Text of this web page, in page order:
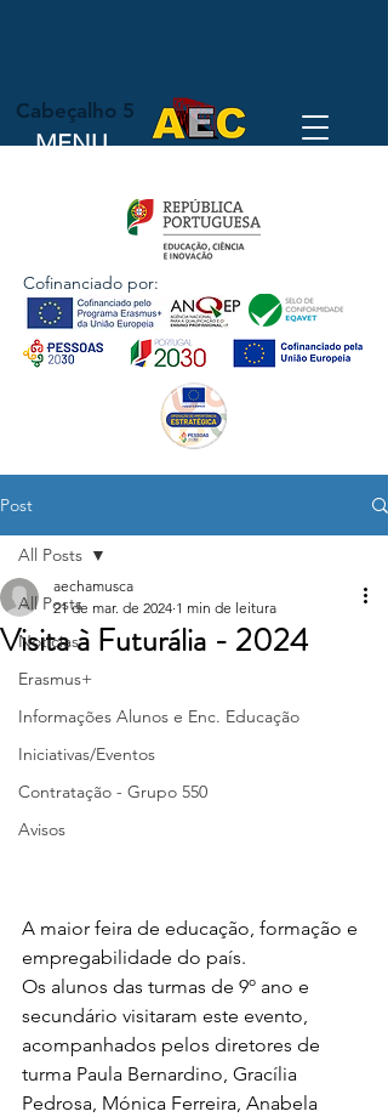
Cofinanciado por:
MENU
Cabeçalho 5
Post
All Posts
Notícias
Erasmus+
Informações Alunos e Enc. Educação
Iniciativas/Eventos
Contratação - Grupo 550
Avisos
All Posts
Visita à Futurália - 2024
aechamusca
21 de mar. de 2024 1 min de leitura
A maior feira de educação, formação e
empregabilidade do país.
Os alunos das turmas de 9º ano e
secundário visitaram este evento,
acompanhados pelos diretores de
turma Paula Bernardino, Gracília
Pedrosa, Mónica Ferreira, Anabela